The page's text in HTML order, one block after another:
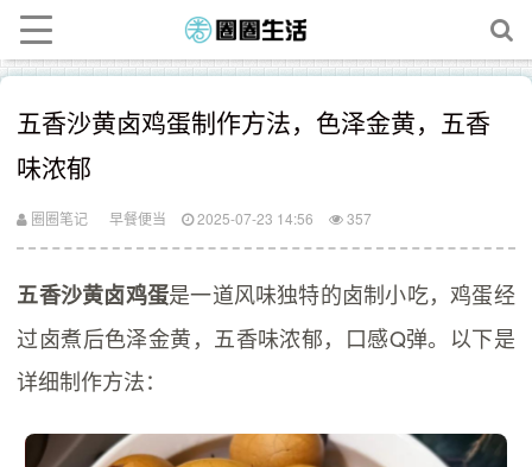
五香沙黄卤鸡蛋制作方法，色泽金黄，五香
味浓郁
圈圈笔记 早餐便当 2025-07-23 14:56 357
五香沙黄卤鸡蛋是一道风味独特的卤制小吃，鸡蛋经
过卤煮后色泽金黄，五香味浓郁，口感Q弹。以下是
详细制作方法：